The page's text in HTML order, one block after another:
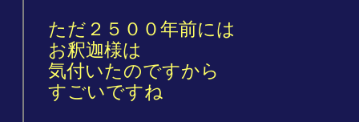
ただ２５００年前には
お釈迦様は
気付いたのですから
すごいですね